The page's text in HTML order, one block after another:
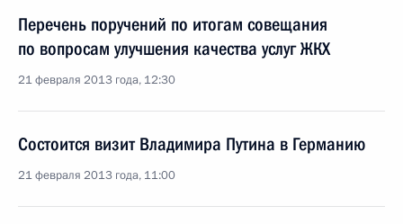
Перечень поручений по итогам совещания
по вопросам улучшения качества услуг ЖКХ
21 февраля 2013 года, 12:30
Состоится визит Владимира Путина в Германию
21 февраля 2013 года, 11:00